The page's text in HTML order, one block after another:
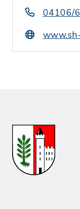
04106/